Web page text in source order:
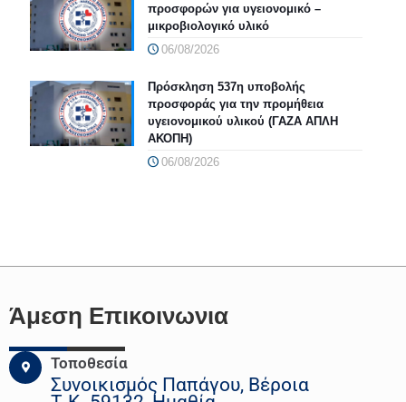
προσφορών για υγειονομικό –
μικροβιολογικό υλικό
06/08/2026
Πρόσκληση 537η υποβολής
προσφοράς για την προμήθεια
υγειονομικού υλικού (ΓΑΖΑ ΑΠΛΗ
ΑΚΟΠΗ)
06/08/2026
Άμεση Επικοινωνια
Τοποθεσία
Συνοικισμός Παπάγου, Βέροια